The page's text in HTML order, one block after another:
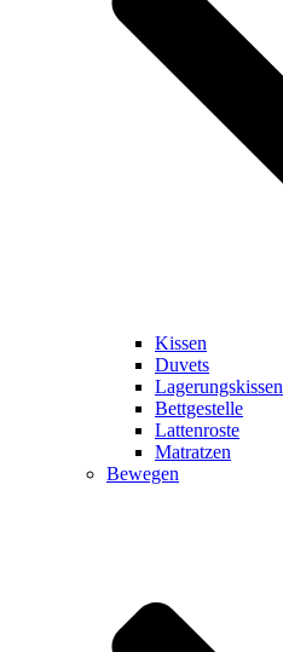
Kissen
Duvets
Lagerungskissen
Bettgestelle
Lattenroste
Matratzen
Bewegen